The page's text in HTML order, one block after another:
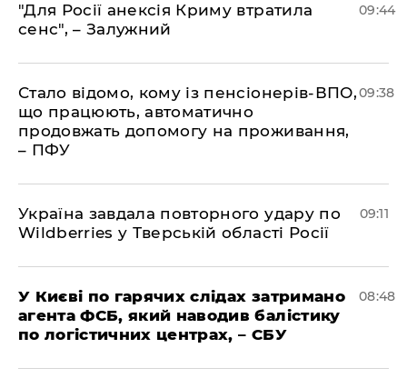
"Для Росії анексія Криму втратила
сенс", – Залужний
09:44
Стало відомо, кому із пенсіонерів-ВПО,
що працюють, автоматично
продовжать допомогу на проживання,
– ПФУ
09:38
Україна завдала повторного удару по
Wildberries у Тверській області Росії
09:11
У Києві по гарячих слідах затримано
агента ФСБ, який наводив балістику
по логістичних центрах, – СБУ
08:48